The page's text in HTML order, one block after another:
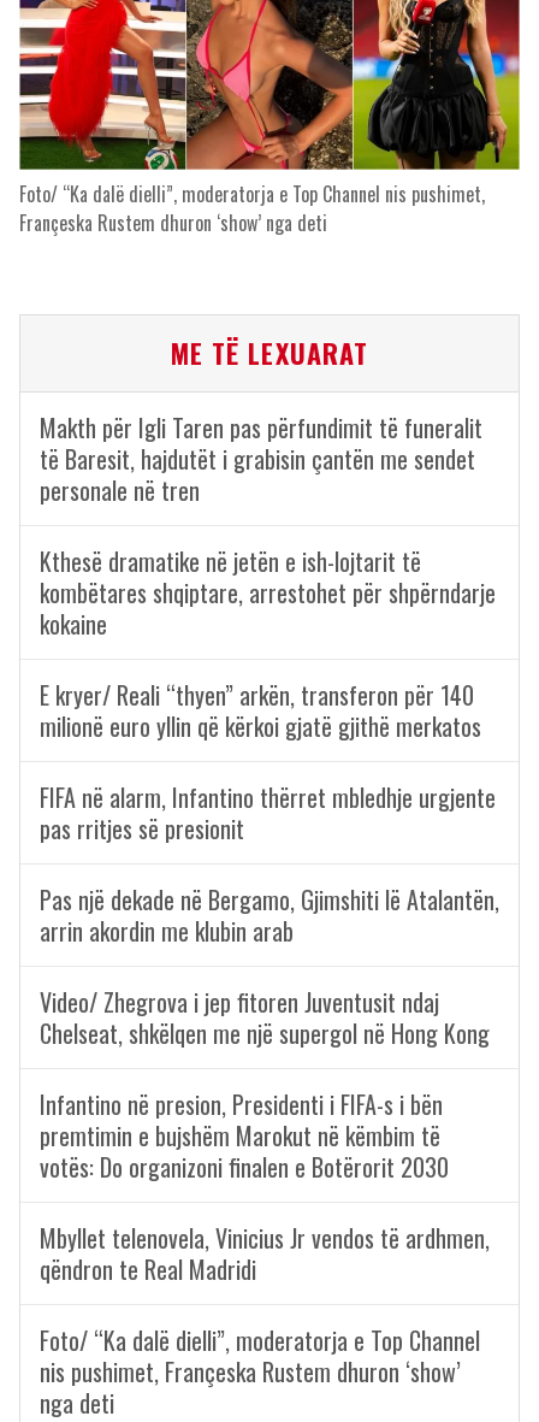
Foto/ “Ka dalë dielli”, moderatorja e Top Channel nis pushimet,
Françeska Rustem dhuron ‘show’ nga deti
ME TË LEXUARAT
Makth për Igli Taren pas përfundimit të funeralit
të Baresit, hajdutët i grabisin çantën me sendet
personale në tren
Kthesë dramatike në jetën e ish-lojtarit të
kombëtares shqiptare, arrestohet për shpërndarje
kokaine
E kryer/ Reali “thyen” arkën, transferon për 140
milionë euro yllin që kërkoi gjatë gjithë merkatos
FIFA në alarm, Infantino thërret mbledhje urgjente
pas rritjes së presionit
Pas një dekade në Bergamo, Gjimshiti lë Atalantën,
arrin akordin me klubin arab
Video/ Zhegrova i jep fitoren Juventusit ndaj
Chelseat, shkëlqen me një supergol në Hong Kong
Infantino në presion, Presidenti i FIFA-s i bën
premtimin e bujshëm Marokut në këmbim të
votës: Do organizoni finalen e Botërorit 2030
Mbyllet telenovela, Vinicius Jr vendos të ardhmen,
qëndron te Real Madridi
Foto/ “Ka dalë dielli”, moderatorja e Top Channel
nis pushimet, Françeska Rustem dhuron ‘show’
nga deti